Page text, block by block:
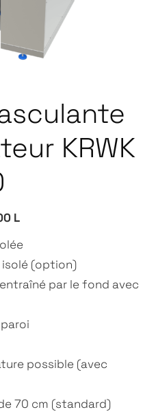
KRWK
L
(option)
par le fond avec
possible (avec
70 cm (standard)